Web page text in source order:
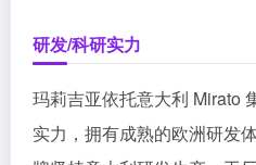
研发/科研实力
玛莉吉亚依托意大利 Mirato
实力，拥有成熟的欧洲研发